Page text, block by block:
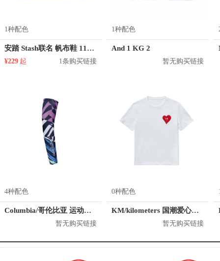
1种配色
安踏 Stash联名 帆布鞋 11948681
¥229 起 1条购买链接
1种配色
And 1 KG 2
暂无购买链接
4种配色
Columbia/哥伦比亚 运动护臂 CU0258
暂无购买链接
0种配色
KM/kilometers 国潮爱心短袖T恤 M2X2108466
暂无购买链接